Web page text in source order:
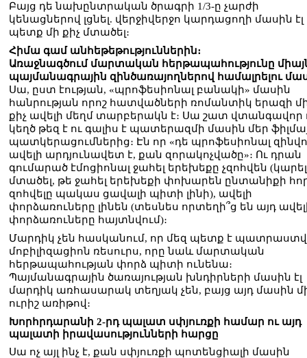
Բայց դե նախընտրական ծրագրի 1/3-ը չարժի
կենացներով լցնել. վերջիվերջո կարդացողի մասին էլ
պետք մի քիչ մտածել։
Հիմա գամ անհեթեթություններին։
Առաջնագծում մարտական հերթապահությունը
պայմանագրային զինծառայողներով համալրելու
Սա, ըստ էության, «պրոֆեսիոնալ բանակի» մասին
հանրության որոշ հատվածների ռոմանտիկ երազի
քիչ ավելի մեղմ տարբերակն է։ Սա շատ վտանգավոր
կեղծ թեզ է ու գալիս է պատերազմի մասին մեր
պատկերացումներից։ Էն որ «դե պրոֆեսիոնալ
ավելի արդյունավետ է, քան զորակոչվածը»։ Ու դրան
գումարած էմոցիոնալ ջահել երեխեքը չզոհվեն
մտածել, թե ջահել երեխեքի փոխարեն ընտանիքի
զոհվելը պակաս ցավալի պիտի լինի), ավելի
փորձառուները լինեն (տեսնես որտեղի՞ց են այդ
փորձառուները հայտնվում)։
Մարդիկ չեն հասկանում, որ մեզ պետք է
մոբիլիզացիոն ռեսուրս, որը նաև մարտական
հերթապահության փորձ պիտի ունենա։
Պայմանագրային ծառայության խնդիրների մասին էլ
մարդիկ առհասարակ տեղյակ չեն, բայց այդ մասին
ուրիշ առիթով։
Խորհրդարանի 2-րդ պալատ սփյուռքի համար ու այդ
պալատի իրավասությունների հարցը
Սա ոչ այլ ինչ է, քան սփյուռքի պոտենցիալի մասին